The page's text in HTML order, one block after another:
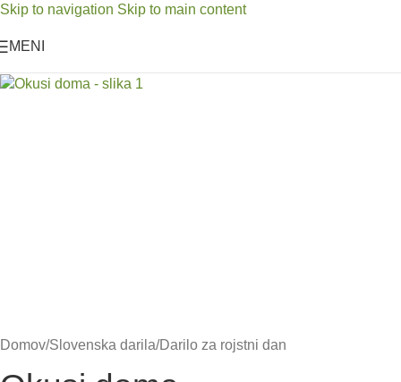
Skip to navigation Skip to main content
MENI
Domov/Slovenska darila/Darilo za rojstni dan